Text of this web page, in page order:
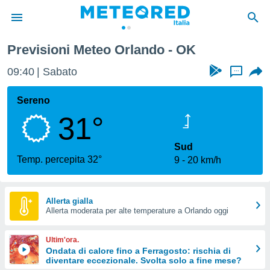
di
per
le
di
Web
le
Previsioni Meteo Orlando - OK
09:40 Sabato ...
Sereno
31°
Temp. percepita 32°
Sud
9
20 km/h
Allerta gialla
Allerta moderata per alte temperature a Orlando oggi
Ultim'ora.
Ondata di calore fino a Ferragosto: rischia di
diventare eccezionale. Svolta solo a fine mese?